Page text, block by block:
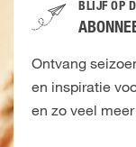
BLIJF OP
Ontvang
en inspiratie
en zo veel